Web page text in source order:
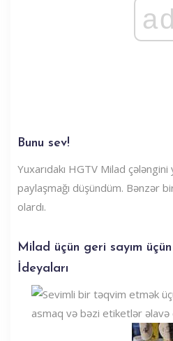
ad
Bunu sev!
Yuxarıdakı HGTV Milad
paylaşmağı düşündüm. Bənzər
olardı.
Milad üçün geri sayım
İdeyaları